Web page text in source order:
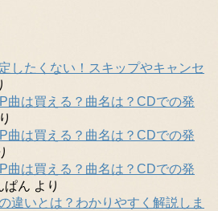
したくない！スキップやキャンセ
曲は買える？曲名は？CDでの発
曲は買える？曲名は？CDでの発
曲は買える？曲名は？CDでの発
ぱん より
違いとは？わかりやすく解説しま